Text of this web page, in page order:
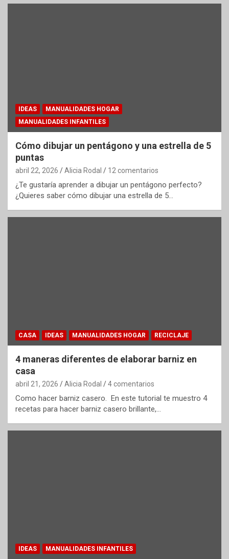
IDEAS
MANUALIDADES HOGAR
MANUALIDADES INFANTILES
Cómo dibujar un pentágono y una estrella de 5
puntas
abril 22, 2026 Alicia Rodal 12 comentarios
¿Te gustaría aprender a dibujar un pentágono perfecto?
¿Quieres saber cómo dibujar una estrella de 5…
CASA IDEAS MANUALIDADES HOGAR RECICLAJE
4 maneras diferentes de elaborar barniz en
casa
abril 21, 2026 Alicia Rodal 4 comentarios
Como hacer barniz casero. En este tutorial te muestro 4
recetas para hacer barniz casero brillante,…
IDEAS MANUALIDADES INFANTILES